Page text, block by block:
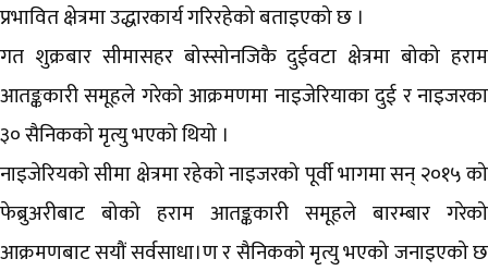
प्रभावित क्षेत्रमा उद्धारकार्य गरिरहेको बताइएको छ ।
गत शुक्रबार सीमासहर बोस्सोनजिकै दुईवटा क्षेत्रमा बोको हराम
आतङ्ककारी समूहले गरेको आक्रमणमा नाइजेरियाका दुई र नाइजरका
३० सैनिकको मृत्यु भएको थियो ।
नाइजेरियको सीमा क्षेत्रमा रहेको नाइजरको पूर्वी भागमा सन् २०१५ को
फेब्रुअरीबाट बोको हराम आतङ्ककारी समूहले बारम्बार गरेको
आक्रमणबाट सयौं सर्वसाधा।ण र सैनिकको मृत्यु भएको जनाइएको छ